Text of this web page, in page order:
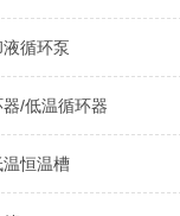
循环泵
/低温循环器
恒温槽